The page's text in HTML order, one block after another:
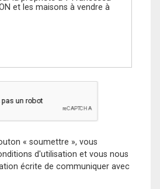
« soumettre », vous
d'utilisation et vous nous
écrite de communiquer avec